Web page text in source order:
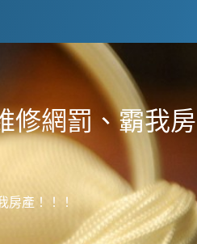
修網罰、霸我房
產！！！